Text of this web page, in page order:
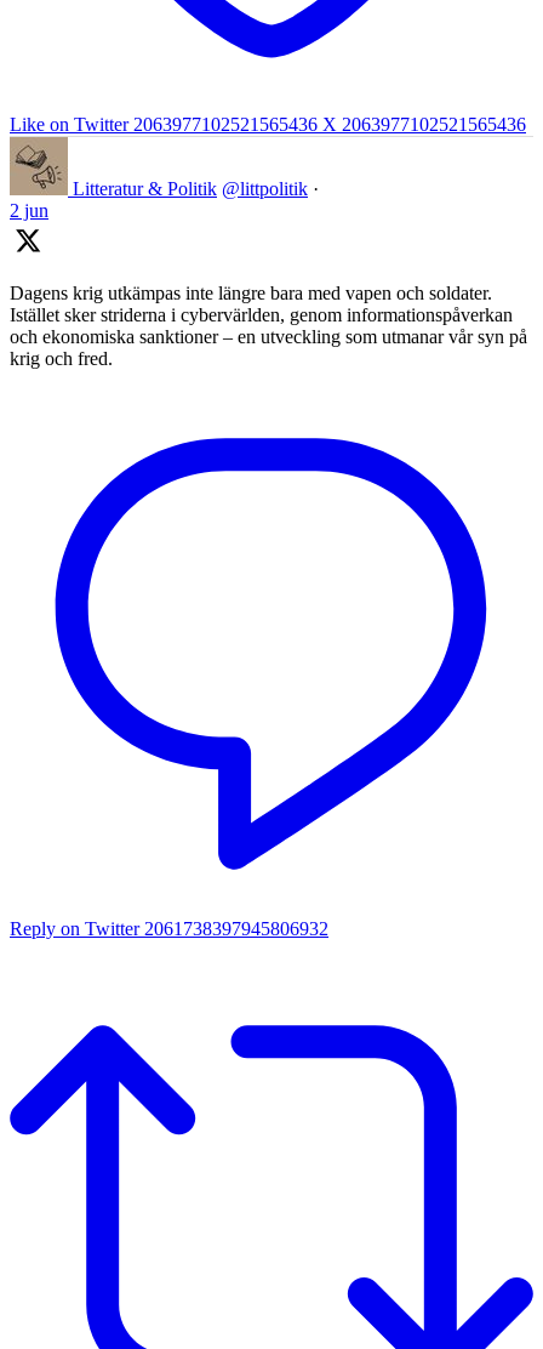
Like on Twitter 2063977102521565436 X 2063977102521565436
Litteratur & Politik @littpolitik ·
2 jun
Dagens krig utkämpas inte längre bara med vapen och soldater.
Istället sker striderna i cybervärlden, genom informationspåverkan
och ekonomiska sanktioner – en utveckling som utmanar vår syn på
krig och fred.
Reply on Twitter 2061738397945806932